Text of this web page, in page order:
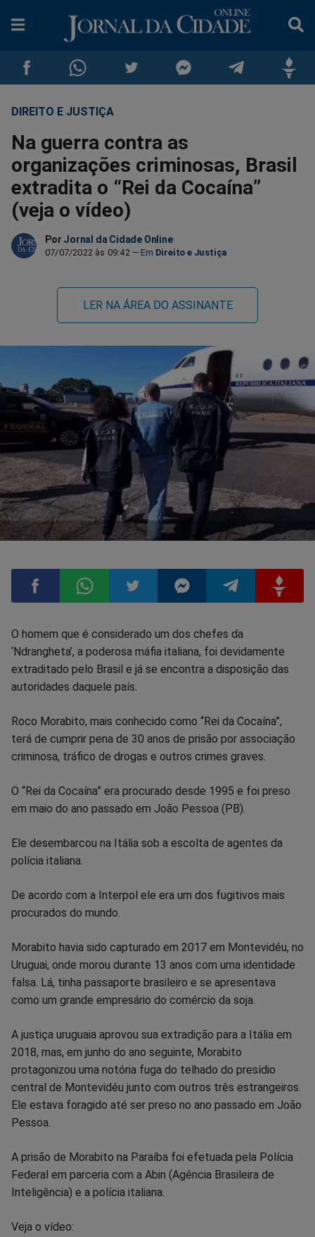
Compartilhar
no
Facebook
Compartilhar
no
Whatsapp
Compartilhar
no
Twitter
no
MessengerTelegram
no
DIREITO E JUSTIÇA
Na guerra contra as
organizações criminosas, Brasil
extradita o “Rei da Cocaína”
(veja o vídeo)
Por Jornal da Cidade Online
07/07/2022 às 09:42 Direito e Justiça
LER NA ÁREA DO ASSINANTE
Compartilhar
no
Compartilhar
no
Compartilhar
no
Compartilhar
no
Compartilhar
no
no
O homem que é considerado um dos chefes da
‘Ndrangheta’, a poderosa máfia italiana, foi devidamente
extraditado pelo Brasil e já se encontra a disposição das
autoridades daquele país.
Roco Morabito, mais conhecido como “Rei da Cocaína”,
terá de cumprir pena de 30 anos de prisão por associação
criminosa, tráfico de drogas e outros crimes graves.
O “Rei da Cocaína” era procurado desde 1995 e foi preso
em maio do ano passado em João Pessoa (PB).
Ele desembarcou na Itália sob a escolta de agentes da
polícia italiana.
De acordo com a Interpol ele era um dos fugitivos mais
procurados do mundo.
Morabito havia sido capturado em 2017 em Montevidéu, no
Uruguai, onde morou durante 13 anos com uma identidade
falsa. Lá, tinha passaporte brasileiro e se apresentava
como um grande empresário do comércio da soja.
A justiça uruguaia aprovou sua extradição para a Itália em
2018, mas, em junho do ano seguinte, Morabito
protagonizou uma notória fuga do telhado do presídio
central de Montevidéu junto com outros três estrangeiros.
Ele estava foragido até ser preso no ano passado em João
Pessoa.
A prisão de Morabito na Paraíba foi efetuada pela Polícia
Federal em parceria com a Abin (Agência Brasileira de
Inteligência) e a polícia italiana.
Veja o vídeo: